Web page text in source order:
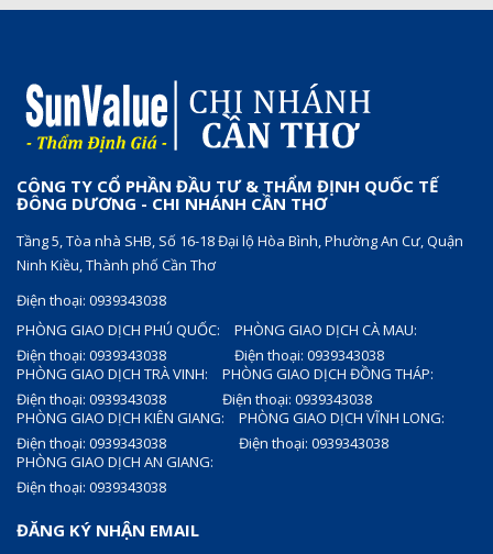
CÔNG TY CỔ PHẦN ĐẦU TƯ & THẨM ĐỊNH QUỐC TẾ
ĐÔNG DƯƠNG - CHI NHÁNH CẦN THƠ
Tầng 5, Tòa nhà SHB, Số 16-18 Đại lộ Hòa Bình, Phường An Cư, Quận
Ninh Kiều, Thành phố Cần Thơ
Điện thoại: 0939343038
PHÒNG GIAO DỊCH PHÚ QUỐC:
Điện thoại: 0939343038
PHÒNG GIAO DỊCH CÀ MAU:
Điện thoại: 0939343038
PHÒNG GIAO DỊCH TRÀ VINH:
Điện thoại: 0939343038
PHÒNG GIAO DỊCH ĐỒNG THÁP:
Điện thoại: 0939343038
PHÒNG GIAO DỊCH KIÊN GIANG:
Điện thoại: 0939343038
PHÒNG GIAO DỊCH VĨNH LONG:
Điện thoại: 0939343038
PHÒNG GIAO DỊCH AN GIANG:
Điện thoại: 0939343038
ĐĂNG KÝ NHẬN EMAIL